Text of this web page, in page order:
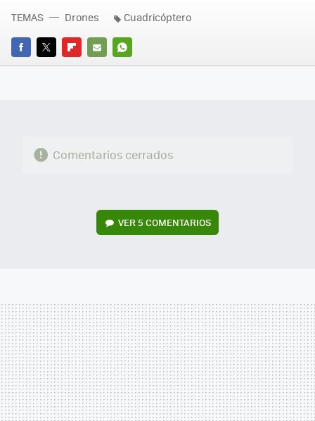
FACEBOOK
TWITTERFLIPBOARD
E-
WHATSAPP
TEMAS Drones Cuadricóptero
Comentarios cerrados
VER 5 COMENTARIOS